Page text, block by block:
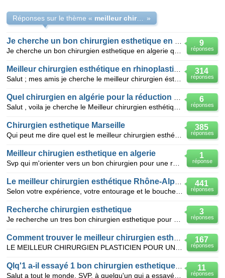
Réponses sur le thème « meilleur chirurgien esthétique en blépharoplastie en Algérie »
9
réponses
314
réponses
6
réponses
385
réponses
Chirurgien esthetique Marseille
1
réponse
Meilleur chirugien esthetique en algerie
441
réponses
3
réponses
Recherche chirurgien esthetique
167
réponses
11
réponses